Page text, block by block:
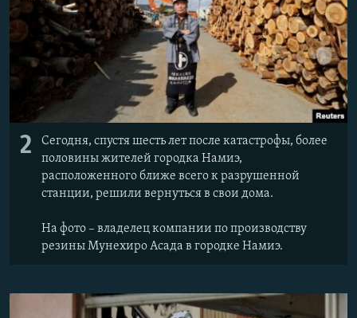
2
Сегодня, спустя шесть лет после катастрофы, более
половины жителей городка Намиэ,
расположенного ближе всего к разрушенной
станции, решили вернуться в свои дома.
На фото – владелец компании по производству
резины Мунехиро Асада в городке Намиэ.